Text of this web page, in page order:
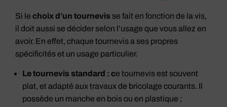
Si le choix d’un tournevis se fait en fonction de la vis,
il doit aussi se décider selon l’usage que vous allez en
avoir. En effet, chaque tournevis a ses propres
spécificités et un usage particulier.
Le tournevis standard : ce tournevis est souvent
plat, et adapté aux travaux de bricolage courants. Il
possède un manche en bois ou en plastique ;